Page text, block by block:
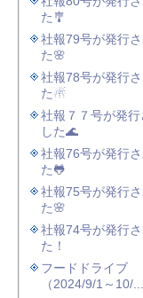
た🎐
社報79号が発行
た🌸
社報78号が発行
た☃
社報７７号が発行
した🌊
社報76号が発行
た🐸
社報75号が発行
た🌸
社報74号が発行
た！
フードドライブ
（2024/9/1～10/...